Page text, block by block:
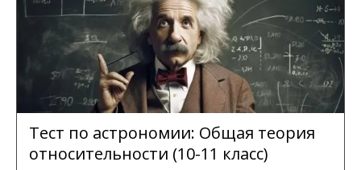
Тест по астрономии: Общая теория
относительности (10-11 класс)